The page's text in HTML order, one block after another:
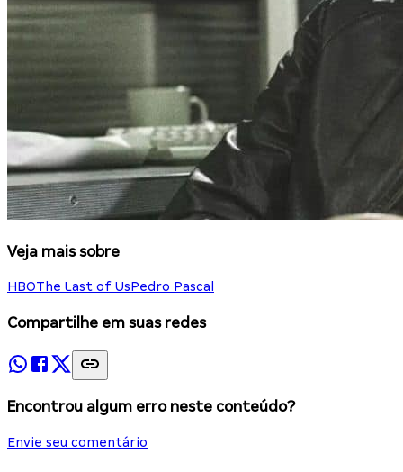
Veja mais sobre
HBOThe Last of UsPedro Pascal
Compartilhe em suas redes
Encontrou algum erro neste conteúdo?
Envie seu comentário